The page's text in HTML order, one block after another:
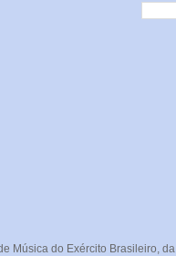
Música do Exército Brasileiro,